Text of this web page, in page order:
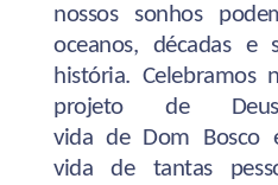
nossos sonhos
oceanos, décadas e
história. Celebramos
projeto de
vida de Dom Bosco
vida de tantas